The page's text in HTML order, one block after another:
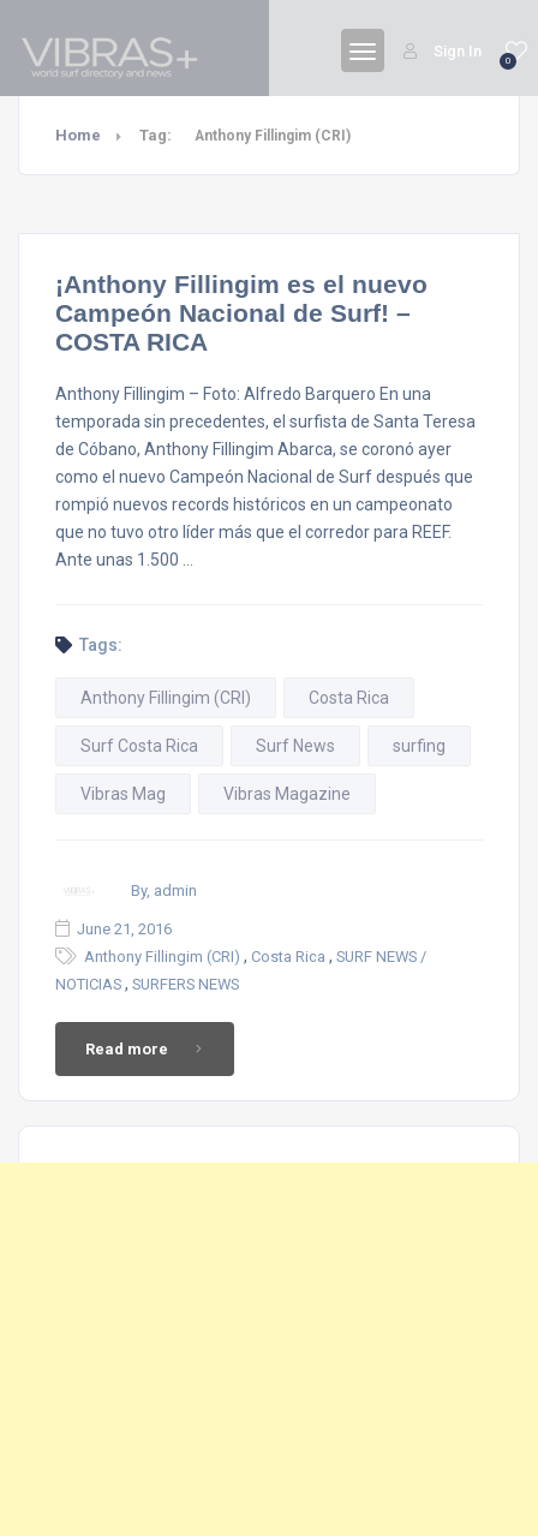
0
Sign In
Home Tag: Anthony Fillingim (CRI)
¡Anthony Fillingim es el nuevo
Campeón Nacional de Surf! –
COSTA RICA
Anthony Fillingim – Foto: Alfredo Barquero En una
temporada sin precedentes, el surfista de Santa Teresa
de Cóbano, Anthony Fillingim Abarca, se coronó ayer
como el nuevo Campeón Nacional de Surf después que
rompió nuevos records históricos en un campeonato
que no tuvo otro líder más que el corredor para REEF.
Ante unas 1.500 …
Tags:
Anthony Fillingim (CRI) Costa Rica
Surf Costa Rica Surf News surfing
Vibras Mag Vibras Magazine
By, admin
June 21, 2016
Anthony Fillingim (CRI) , Costa Rica , SURF NEWS /
NOTICIAS , SURFERS NEWS
Read more